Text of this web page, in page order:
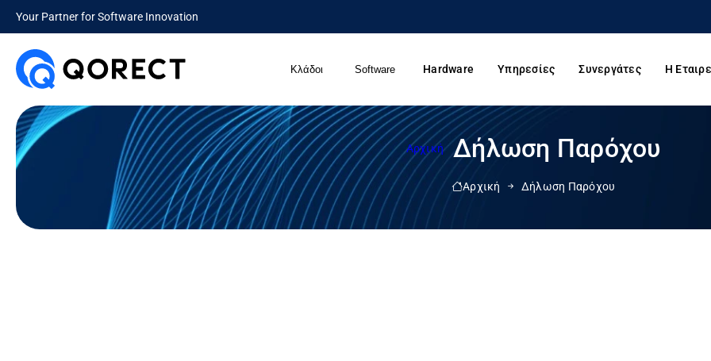
Your Partner for Software Innovation
Κλάδοι Software Hardware Υπηρεσίες Συνεργάτες Η
Αρχική Δήλωση Παρόχου
Αρχική Δήλωση Παρόχου